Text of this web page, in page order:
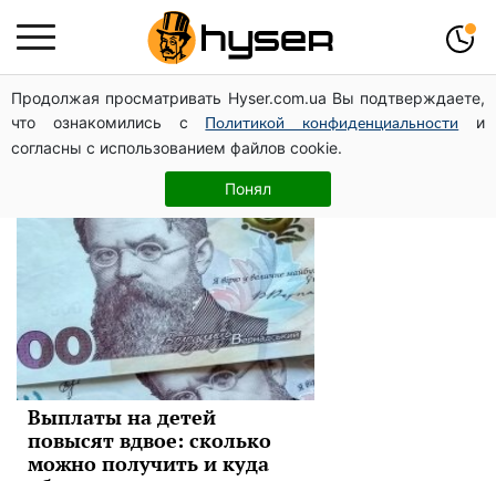
Продолжая просматривать Hyser.com.ua Вы подтверждаете,
что ознакомились с
Политикой конфиденциальности
и
согласны с использованием файлов cookie.
Понял
дети
Выплаты на детей
повысят вдвое: сколько
можно получить и куда